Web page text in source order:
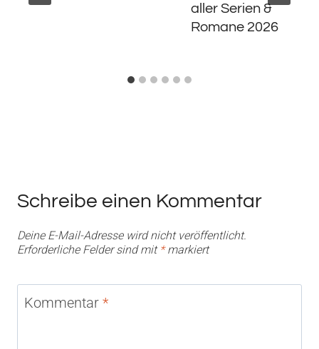
aller Serien &
Romane 2026
Schreibe einen Kommentar
Deine E-Mail-Adresse wird nicht veröffentlicht.
Erforderliche Felder sind mit *markiert
Kommentar *